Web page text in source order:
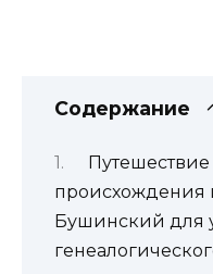
Содержание
происхождения
Бушинский для